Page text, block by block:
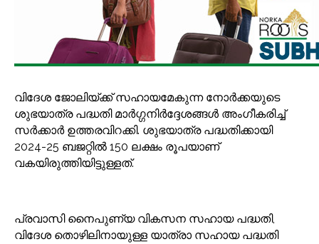
വിദേശ ജോലിയ്ക്ക് സഹായമേകുന്ന നോർക്കയുടെ
ശുഭയാത്ര പദ്ധതി മാർഗ്ഗനിർദ്ദേശങ്ങൾ അംഗീകരിച്ച്
സർക്കാർ ഉത്തരവിറക്കി. ശുഭയാത്ര പദ്ധതിക്കായി
2024-25 ബജറ്റിൽ 150 ലക്ഷം രൂപയാണ്
വകയിരുത്തിയിട്ടുള്ളത്.
പ്രവാസി നൈപുണ്യ വികസന സഹായ പദ്ധതി,
വിദേശ തൊഴിലിനായുള്ള യാത്രാ സഹായ പദ്ധതി